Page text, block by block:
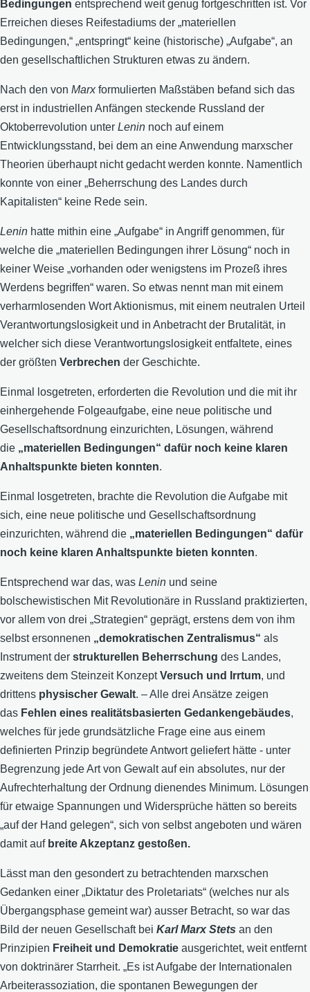
Bedingungen entsprechend weit genug fortgeschritten ist. Vor
Erreichen dieses Reifestadiums der „materiellen
Bedingungen,“ „entspringt“ keine (historische) „Aufgabe“, an
den gesellschaftlichen Strukturen etwas zu ändern.
Nach den von Marxformulierten Maßstäben befand sich das
erst in industriellen Anfängen steckende Russland der
Oktoberrevolution unter Lenin noch auf einem
Entwicklungsstand, bei dem an eine Anwendung marxscher
Theorien überhaupt nicht gedacht werden konnte. Namentlich
konnte von einer „Beherrschung des Landes durch
Kapitalisten“ keine Rede sein.
Lenin hatte mithin eine „Aufgabe“ in Angriff genommen, für
welche die „materiellen Bedingungen ihrer Lösung“ noch in
keiner Weise „vorhanden oder wenigstens im Prozeß ihres
Werdens begriffen“ waren. So etwas nennt man mit einem
verharmlosenden Wort Aktionismus, mit einem neutralen Urteil
Verantwortungslosigkeit und in Anbetracht der Brutalität, in
welcher sich diese Verantwortungslosigkeit entfaltete, eines
der größten Verbrechen der Geschichte.
Einmal losgetreten, erforderten die Revolution und die mit ihr
einhergehende Folgeaufgabe, eine neue politische und
Gesellschaftsordnung einzurichten, Lösungen, während
die „materiellen Bedingungen“ dafür noch keine klaren
Anhaltspunkte bieten konnten.
Einmal losgetreten, brachte die Revolution die Aufgabe mit
sich, eine neue politische und Gesellschaftsordnung
einzurichten, während die „materiellen Bedingungen“ dafür
noch keine klaren Anhaltspunkte bieten konnten.
Entsprechend war das, was Lenin und seine
bolschewistischen Mit Revolutionäre in Russland praktizierten,
vor allem von drei „Strategien“ geprägt, erstens dem von ihm
selbst ersonnenen „demokratischen Zentralismus“ als
Instrument der strukturellen Beherrschung des Landes,
zweitens dem Steinzeit KonzeptVersuch und Irrtum, und
drittens physischer Gewalt. – Alle drei Ansätze zeigen
das Fehlen eines realitätsbasierten Gedankengebäudes,
welches für jede grundsätzliche Frage eine aus einem
definierten Prinzip begründete Antwort geliefert hätte - unter
Begrenzung jede Art von Gewalt auf ein absolutes, nur der
Aufrechterhaltung der Ordnung dienendes Minimum. Lösungen
für etwaige Spannungen und Widersprüche hätten so bereits
„auf der Hand gelegen“, sich von selbst angeboten und wären
damit auf breite Akzeptanz gestoßen.
Lässt man den gesondert zu betrachtenden marxschen
Gedanken einer „Diktatur des Proletariats“ (welches nur als
Übergangsphase gemeint war) ausser Betracht, so war das
Bild der neuen Gesellschaft bei Karl Marx Stets an den
Prinzipien Freiheit und Demokratie ausgerichtet, weit entfernt
von doktrinärer Starrheit. „Es ist Aufgabe der Internationalen
Arbeiterassoziation, die spontanen Bewegungen der